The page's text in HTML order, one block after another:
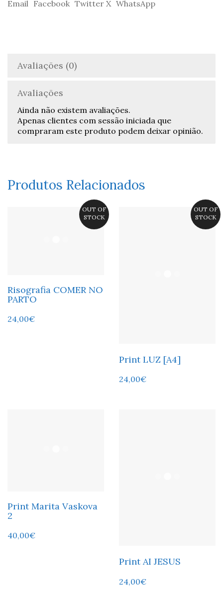
Email Facebook Twitter X WhatsApp
Avaliações (0)
Avaliações
Ainda não existem avaliações.
Apenas clientes com sessão iniciada que
compraram este produto podem deixar opinião.
Produtos Relacionados
OUT OF
STOCK
Risografia COMER NO
PARTO
24,00€
OUT OF
STOCK
Print LUZ [A4]
24,00€
Print Marita Vaskova
2
40,00€
Print AI JESUS
24,00€